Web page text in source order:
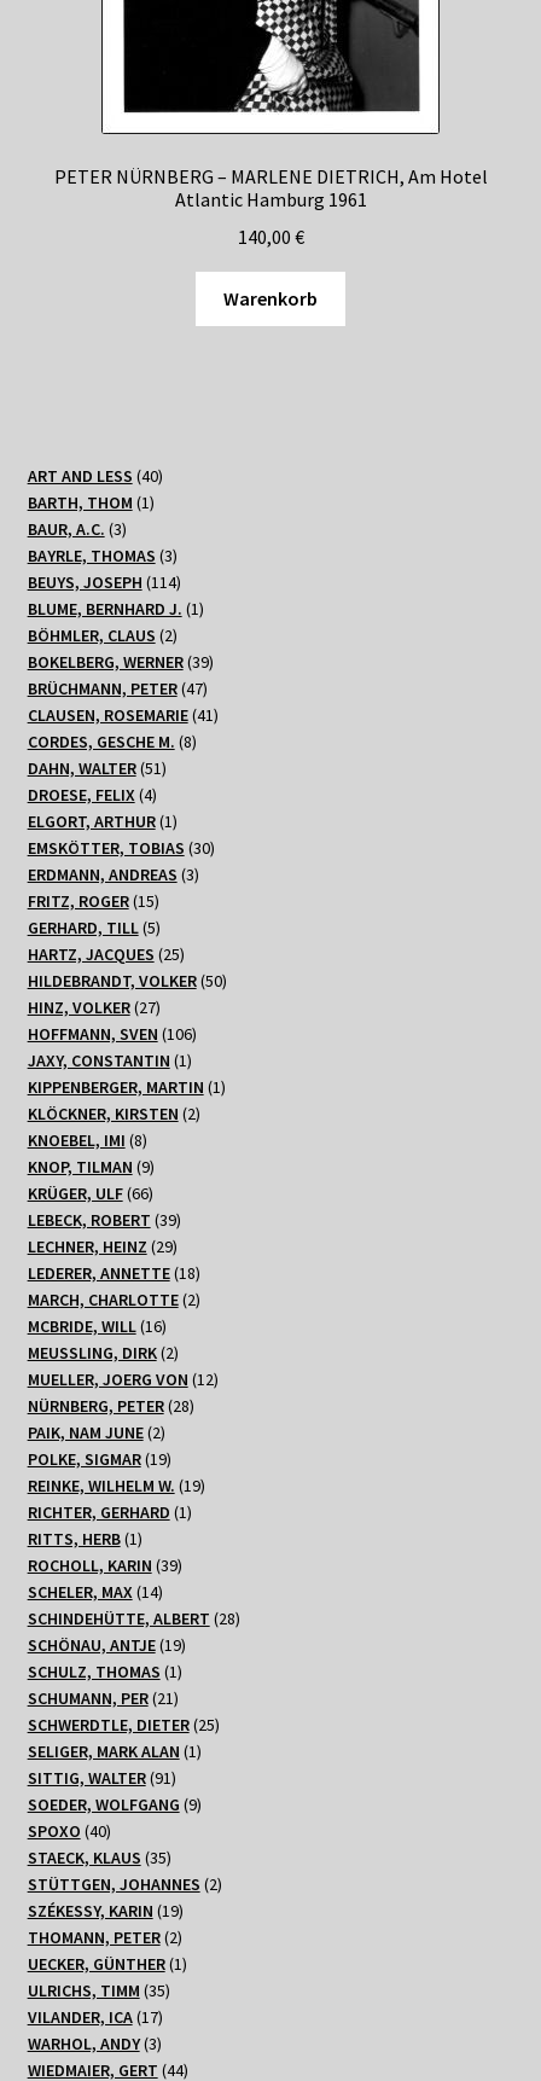
PETER NÜRNBERG – MARLENE DIETRICH, Am Hotel
Atlantic Hamburg 1961
140,00 €
Warenkorb
ART AND LESS 4040
BARTH, THOM 11
BAUR, A.C. 33
Produkte
BAYRLE, THOMAS 33
Produkte
BEUYS, JOSEPH 114114
Produkte
BLUME, BERNHARD J. 11
BÖHMLER, CLAUS 22
Produkte
BOKELBERG, WERNER 3939
BRÜCHMANN, PETER 4747
Produkte
CLAUSEN, ROSEMARIE 4141
CORDES, GESCHE M. 88
DAHN, WALTER 5151
DROESE, FELIX 44
Produkte
ELGORT, ARTHUR 11
Produkt
EMSKÖTTER, TOBIAS 3030
ERDMANN, ANDREAS 33
FRITZ, ROGER 1515
Produkte
GERHARD, TILL 55
Produkte
HARTZ, JACQUES 2525
Produkte
HILDEBRANDT, VOLKER 5050
HINZ, VOLKER 2727
Produkte
HOFFMANN, SVEN 106106
Produkte
JAXY, CONSTANTIN 11
Produkt
KIPPENBERGER, MARTIN 11
KLÖCKNER, KIRSTEN 22
KNOEBEL, IMI 88
Produkte
KNOP, TILMAN 99
Produkte
KRÜGER, ULF 6666
Produkte
LEBECK, ROBERT 3939
Produkte
LECHNER, HEINZ 2929
Produkte
LEDERER, ANNETTE 1818
Produkte
MARCH, CHARLOTTE 22
MCBRIDE, WILL 1616
Produkte
MEUSSLING, DIRK 22
Produkte
MUELLER, JOERG VON 1212
NÜRNBERG, PETER 2828
PAIK, NAM JUNE 22
Produkte
POLKE, SIGMAR 1919
Produkte
REINKE, WILHELM W. 1919
RICHTER, GERHARD 11
RITTS, HERB 11
Produkt
ROCHOLL, KARIN 3939
SCHELER, MAX 1414
Produkte
SCHINDEHÜTTE, ALBERT 2828
SCHÖNAU, ANTJE 1919
Produkte
SCHULZ, THOMAS 11
Produkt
SCHUMANN, PER 2121
Produkte
SCHWERDTLE, DIETER 2525
SELIGER, MARK ALAN 11
SITTIG, WALTER 9191
Produkte
SOEDER, WOLFGANG 99
SPOXO 4040
Produkte
STAECK, KLAUS 3535
Produkte
STÜTTGEN, JOHANNES 22
SZÉKESSY, KARIN 1919
Produkte
THOMANN, PETER 22
Produkte
UECKER, GÜNTHER 11
ULRICHS, TIMM 3535
VILANDER, ICA 1717
Produkte
WARHOL, ANDY 33
Produkte
WIEDMAIER, GERT 4444